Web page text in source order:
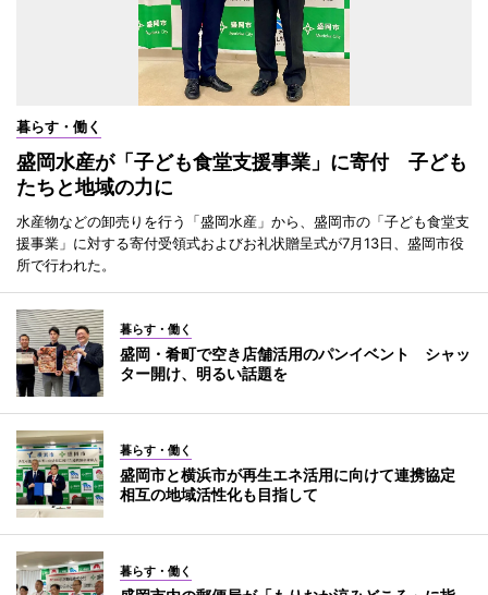
暮らす・働く
盛岡水産が「子ども食堂支援事業」に寄付 子ども
たちと地域の力に
水産物などの卸売りを行う「盛岡水産」から、盛岡市の「子ども食堂支
援事業」に対する寄付受領式およびお礼状贈呈式が7月13日、盛岡市役
所で行われた。
暮らす・働く
盛岡・肴町で空き店舗活用のパンイベント シャッ
ター開け、明るい話題を
暮らす・働く
盛岡市と横浜市が再生エネ活用に向けて連携協定
相互の地域活性化も目指して
暮らす・働く